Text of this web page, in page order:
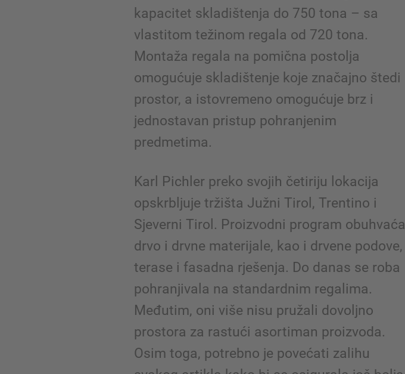
kapacitet skladištenja do 750 tona – sa
vlastitom težinom regala od 720 tona.
Montaža regala na pomična postolja
omogućuje skladištenje koje značajno štedi
prostor, a istovremeno omogućuje brz i
jednostavan pristup pohranjenim
predmetima.
Karl Pichler preko svojih četiriju lokacija
opskrbljuje tržišta Južni Tirol, Trentino i
Sjeverni Tirol. Proizvodni program obuhvaća
drvo i drvne materijale, kao i drvene podove,
terase i fasadna rješenja. Do danas se roba
pohranjivala na standardnim regalima.
Međutim, oni više nisu pružali dovoljno
prostora za rastući asortiman proizvoda.
Osim toga, potrebno je povećati zalihu